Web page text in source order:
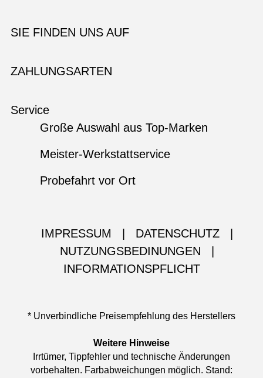
SIE FINDEN UNS AUF
ZAHLUNGSARTEN
Service
Große Auswahl aus Top-Marken
Meister-Werkstattservice
Probefahrt vor Ort
IMPRESSUM DATENSCHUTZ
NUTZUNGSBEDINUNGEN
INFORMATIONSPFLICHT
* Unverbindliche Preisempfehlung des Herstellers
Weitere Hinweise
Irrtümer, Tippfehler und technische Änderungen
vorbehalten. Farbabweichungen möglich. Stand: